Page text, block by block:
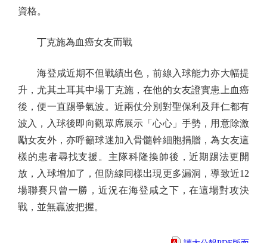
資格。
丁克施為血癌女友而戰
海登咸近期不但戰績出色，前線入球能力亦大幅提
升，尤其土耳其中場丁克施，在他的女友證實患上血癌
後，便一直踢爭氣波。近兩仗分別對聖保利及拜仁都有
波入，入球後即向觀眾席展示「心心」手勢，用意除激
勵女友外，亦呼籲球迷加入骨髓幹細胞捐贈，為女友這
樣的患者尋找支援。主隊科隆換帥後，近期踢法更開
放，入球增加了，但防線同樣出現更多漏洞，導致近12
場聯賽只曾一勝，近況在海登咸之下，在這場對攻決
戰，並無贏波把握。